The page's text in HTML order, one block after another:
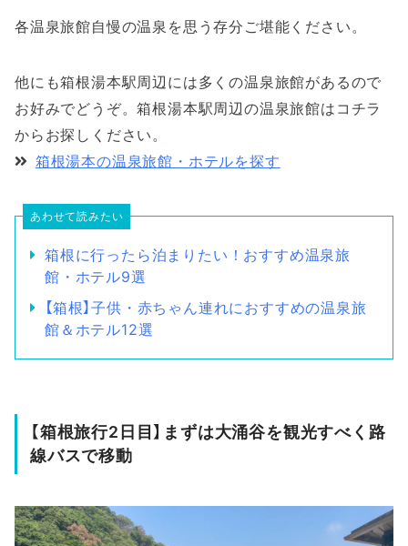
各温泉旅館自慢の温泉を思う存分ご堪能ください。
他にも箱根湯本駅周辺には多くの温泉旅館があるので
お好みでどうぞ。箱根湯本駅周辺の温泉旅館はコチラ
からお探しください。
箱根湯本の温泉旅館・ホテルを探す
あわせて読みたい
箱根に行ったら泊まりたい！おすすめ温泉旅
館・ホテル9選
【箱根】子供・赤ちゃん連れにおすすめの温泉旅
館＆ホテル12選
【箱根旅行2日目】まずは大涌谷を観光すべく路
線バスで移動